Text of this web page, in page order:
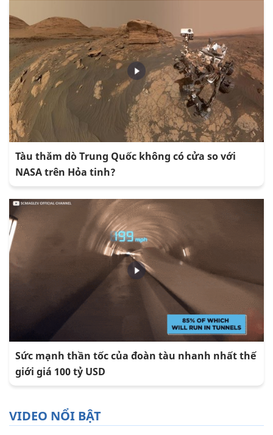
Tàu thăm dò Trung Quốc không có cửa so với
NASA trên Hỏa tinh?
Sức mạnh thần tốc của đoàn tàu nhanh nhất thế
giới giá 100 tỷ USD
VIDEO NỔI BẬT